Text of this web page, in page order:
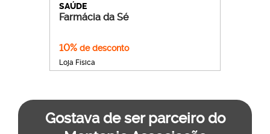
SAÚDE
Farmácia da Sé
10% de desconto
Loja Física
Gostava de ser parceiro do